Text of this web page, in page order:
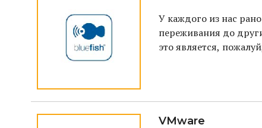
У каждого из нас
переживания до
это является,
VMware